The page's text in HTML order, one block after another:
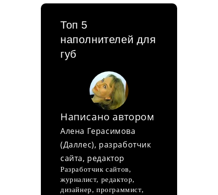
Топ 5
наполнителей для
губ
Написано автором
Алена Герасимова
(Даллес), разработчик
сайта, редактор
Разработчик сайтов,
журналист, редактор,
дизайнер, программист,